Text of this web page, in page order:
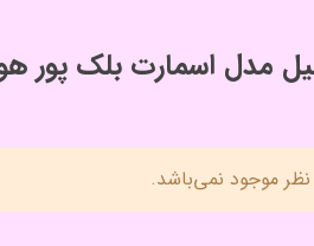
موجود نمی‌باشد.